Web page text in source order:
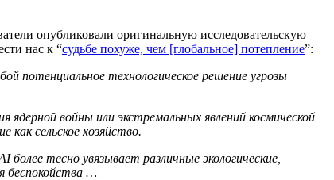
опубликовали оригинальную исследовательскую
нас к “судьбе похуже, чем [глобальное] потепление”:
потенциальное технологическое решение угрозы
ядерной войны или экстремальных явлений космической
сельское хозяйство.
тесно увязывает различные экологические,
беспокойства …